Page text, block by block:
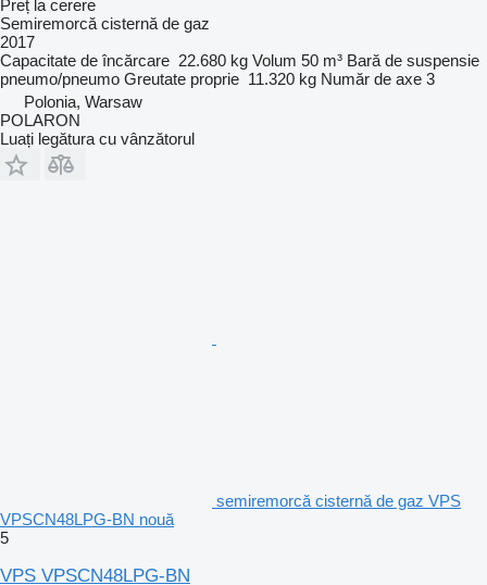
Preț la cerere
Semiremorcă cisternă de gaz
2017
Capacitate de încărcare 22.680 kg Volum 50 m³ Bară de suspensie
pneumo/pneumo Greutate proprie 11.320 kg Număr de axe 3
Polonia, Warsaw
POLARON
Luați legătura cu vânzătorul
semiremorcă cisternă de gaz VPS
VPSCN48LPG-BN nouă
5
VPS VPSCN48LPG-BN